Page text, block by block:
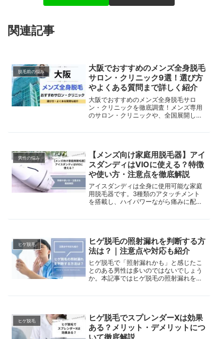
関連記事
脱毛前の悩み
大阪でおすすめのメンズ全身脱毛
サロン・クリニック9選！選び方
やよくある質問まで詳しく紹介
大阪でおすすめのメンズ全身脱毛サロ
ン・クリニックを徹底調査！メンズ専用
のサロン・クリニックや、全国展開して
ているクリニックまでご紹介。美容脱毛
男性の悩み
【メンズ向け家庭用脱毛器】アイ
スダンディはVIOに使える？特徴
や使い方・注意点を徹底解説
アイスダンディは全身に使用可能な家庭
用脱毛器です。3種類のアタッチメント
を搭載し、ハイパワーながら痛みに配慮
ヒゲ脱毛
ヒゲ脱毛の照射漏れを判断する方
法は？｜注意点や対応も紹介
ヒゲ脱毛で「照射漏れかも」と感じたこ
とのある男性は多いのではないでしょう
か。本記事ではヒゲ脱毛の照射漏れを判
時の注意点や対応、さらに照射漏れが起
ヒゲ脱毛
ヒゲ脱毛でスプレンダーXは効果
ある？メリット・デメリットにつ